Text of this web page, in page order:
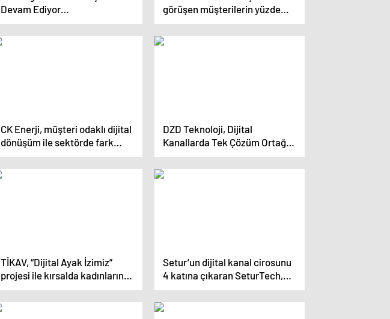
Devam Ediyor…
görüşen müşterilerin yüzde
94’ü hizmetten mutlu
CK Enerji, müşteri odaklı dijital
dönüşüm ile sektörde fark
yaratıyor
DZD Teknoloji, Dijital
Kanallarda Tek Çözüm Ortağı
olma hedefi ile, DoKa – bulut
tabanlı uçtan uca kanal
çözümünü hayata geçirdi.
TİKAV, “Dijital Ayak İzimiz”
projesi ile kırsalda kadınların
eğitimini desteklemeye devam
ediyor
Setur’un dijital kanal cirosunu
4 katına çıkaran SeturTech,
Turizm 5.0 dönüşümüne hazır